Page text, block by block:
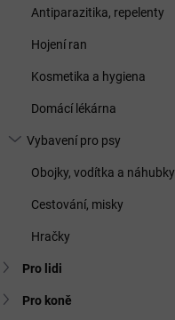
Antiparazitika, repelenty
Hojení ran
Kosmetika a hygiena
Domácí lékárna
Vybavení pro psy
Obojky, vodítka a náhubky
Cestování, misky
Hračky
Pro lidi
Pro koně